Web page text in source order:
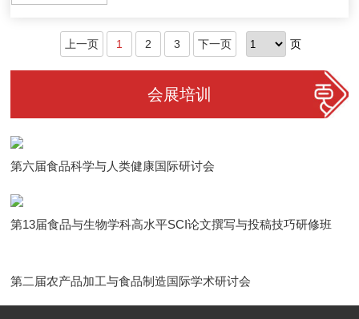
上一页 1 2 3 下一页 页
会展培训
第六届食品科学与人类健康国际研讨会
第13届食品与生物学科高水平SCI论文撰写与投稿技巧研修班
第二届农产品加工与食品制造国际学术研讨会